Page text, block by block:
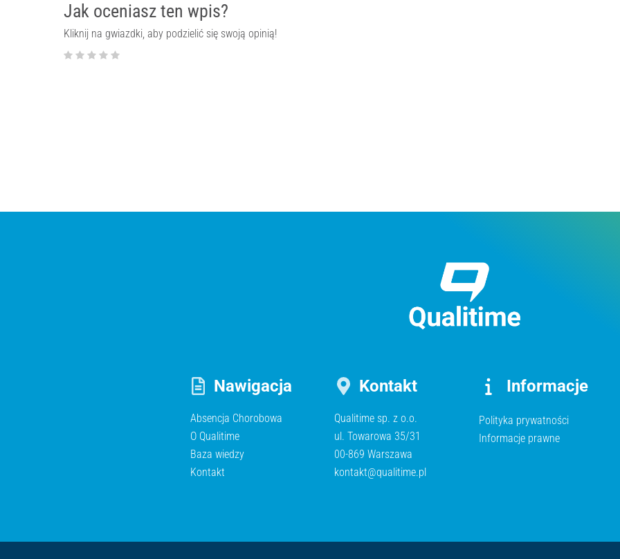
Jak oceniasz ten wpis?
Kliknij na gwiazdki, aby podzielić się swoją opinią!
Nawigacja
Absencja Chorobowa
O Qualitime
Baza wiedzy
Kontakt
Kontakt
Qualitime sp. z o.o.
ul. Towarowa 35/31
00-869 Warszawa
kontakt@qualitime.pl
Informacje
Polityka prywatności
Informacje prawne